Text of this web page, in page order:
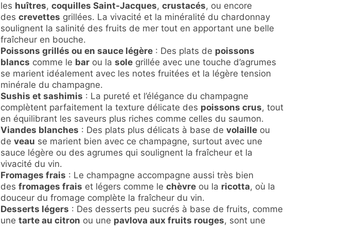
les huîtres, coquilles Saint-Jacques, crustacés, ou encore
des crevettes grillées. La vivacité et la minéralité du chardonnay
soulignent la salinité des fruits de mer tout en apportant une belle
fraîcheur en bouche.
Poissons grillés ou en sauce légère : Des plats de poissons
blancs comme le bar ou la sole grillée avec une touche d’agrumes
se marient idéalement avec les notes fruitées et la légère tension
minérale du champagne.
Sushis et sashimis : La pureté et l’élégance du champagne
complètent parfaitement la texture délicate des poissons crus, tout
en équilibrant les saveurs plus riches comme celles du saumon.
Viandes blanches : Des plats plus délicats à base de volaille ou
de veau se marient bien avec ce champagne, surtout avec une
sauce légère ou des agrumes qui soulignent la fraîcheur et la
vivacité du vin.
Fromages frais : Le champagne accompagne aussi très bien
des fromages frais et légers comme le chèvre ou la ricotta, où la
douceur du fromage complète la fraîcheur du vin.
Desserts légers : Des desserts peu sucrés à base de fruits, comme
une tarte au citron ou une pavlova aux fruits rouges, sont une